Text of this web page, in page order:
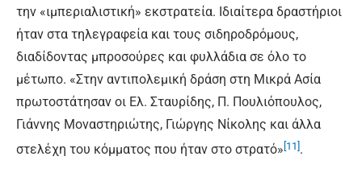
την «ιμπεριαλιστική» εκστρατεία. Ιδιαίτερα δραστήριοι
ήταν στα τηλεγραφεία και τους σιδηροδρόμους,
διαδίδοντας μπροσούρες και φυλλάδια σε όλο το
μέτωπο. «Στην αντιπολεμική δράση στη Μικρά Ασία
πρωτοστάτησαν οι Ελ. Σταυρίδης, Π. Πουλιόπουλος,
Γιάννης Μοναστηριώτης, Γιώργης Νίκολης και άλλα
στελέχη του κόμματος που ήταν στο στρατό» [11].